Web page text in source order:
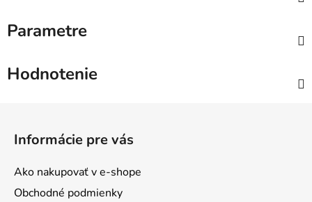
Parametre
Hodnotenie
Informácie pre vás
Ako nakupovať v e-shope
Obchodné podmienky